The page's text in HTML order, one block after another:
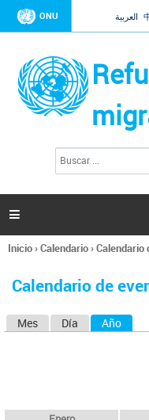
ONU العربية
l
s

Se
usted
Inicio›Calendario›Calendario
Calendario de
Mes Día Año